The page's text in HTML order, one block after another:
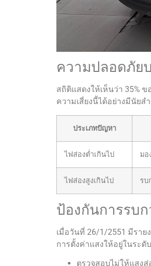
ความปลอดภัย
สถิติแสดงให้เห็นว่า 35%
ความเสี่ยงนี้ได้อย่างมีนัยส
ประเภทปัญหา
ไฟส่องต่ำเกินไป มอ
ไฟส่องสูงเกินไป รบ
ป้องกันการรบ
เมื่อวันที่ 26/1/2551 มีราย
การตั้งค่าแสงให้อยู่ในระ
ตรวจสอบไม่ให้แสง